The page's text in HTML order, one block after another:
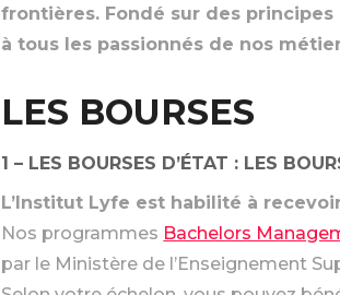
frontières. Fondé sur des
à tous les passionnés de nos
LES BOURSES
1 – LES BOURSES D’ÉTAT : LES
L’Institut Lyfe est habilité à
Nos programmes Bachelors
par le Ministère de l’Enseignement